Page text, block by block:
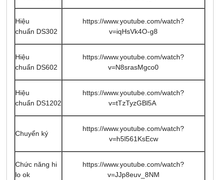
Hiệu
chuẩn DS302
https://www.youtube.com/watch?
v=iqHsVk4O-g8
Hiệu
chuẩn DS602
https://www.youtube.com/watch?
v=N8srasMgco0
Hiệu
chuẩn DS1202
https://www.youtube.com/watch?
v=tTzTyzGBl5A
Chuyển ký
https://www.youtube.com/watch?
v=h5l561KsEcw
Chức năng hi
lo ok
https://www.youtube.com/watch?
v=JJp8euv_8NM